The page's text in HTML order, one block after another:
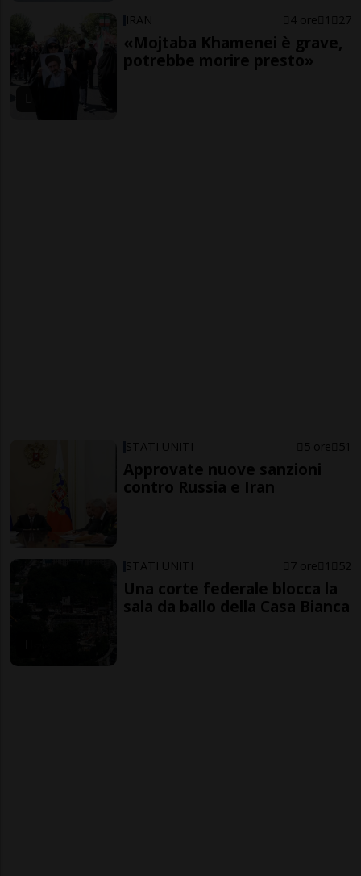
IRAN 4 ore 1 27
«Mojtaba Khamenei è grave,
potrebbe morire presto»
STATI UNITI 5 ore 51
Approvate nuove sanzioni
contro Russia e Iran
STATI UNITI 7 ore 1 52
Una corte federale blocca la
sala da ballo della Casa Bianca